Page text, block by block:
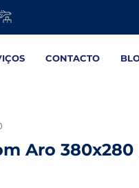
CONTACTO
Aro 380x280